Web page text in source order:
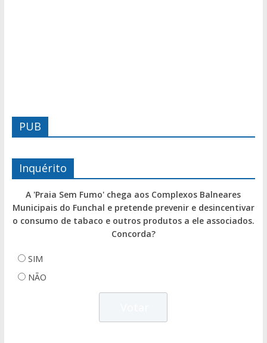
PUB
Inquérito
A 'Praia Sem Fumo' chega aos Complexos Balneares
Municipais do Funchal e pretende prevenir e desincentivar
o consumo de tabaco e outros produtos a ele associados.
Concorda?
SIM
NÃO